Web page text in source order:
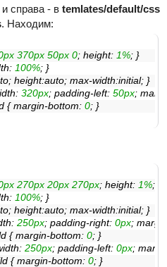
справа - в temlates/default/css
. Находим:
370px 50px 0; height: 1%; }
: 100%; }
height:auto; max-width:initial; }
: 320px; padding-left: 50px;
{ margin-bottom: 0; }
270px 20px 270px; height: 1%; }
: 100%; }
height:auto; max-width:initial; }
: 250px; padding-right: 0px;
{ margin-bottom: 0; }
: 250px; padding-left: 0px;
{ margin-bottom: 0; }